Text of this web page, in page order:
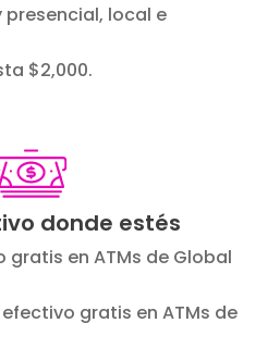
local e
$2,000.
Image
donde estés
gratis en ATMs de Global
gratis en ATMs de